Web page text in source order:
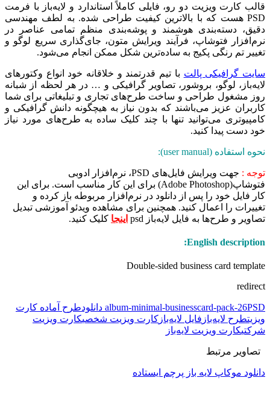
قالب کارت ویزیت دو رو، فایلی کاملاً استاندارد و لایه‌باز با فرمت
PSD هست که با بالاترین کیفیت طراحی شده‌. به لطف مهندسی
دقیق، دسته‌بندی هوشمند و پوشه‌بندی منظم تمامی عناصر در
نرم‌افزار فتوشاپ، فرآیند ویرایش متون، جای‌گذاری سریع لوگو و
تغییر تم رنگی پکیج به ساده‌ترین شکل ممکن انجام می‌شود.
سایت گرافیکی پالت با تیم قدرتمند و خلاقانه خود انواع وکتورهای
لایه‌باز، لوگو، بروشور، تصاویر گرافیکی و … در هر لحظه از شبانه
روز مشغول طراحی و ساخت طرح‌های تجاری و تبلیغاتی برای شما
کاربران عزیز می‌باشند که بدون نیاز به هیچگونه دانش گرافیکی و
کامپیوتری می‌توانید تنها با چند کلیک ساده به طرح‌های مورد نیاز
خود دست پیدا کنید.
نحوه استفاده (user manual):
توجه :
جهت ویرایش فایل‌های PSD، نرم‌افزار ادوبی
فتوشاپ(Adobe Photoshop) برای این کار مناسب است. برای این
کار فایل خود را پس از دانلود در نرم‌افزار مربوطه باز کرده و
تغییرات را اعمال کنید. همچنین برای مشاهده ویدئو آموزشی تبدیل
تصاویر و طرح‌ها به فایل لایه‌باز psd
اینجا کلیک کنید.
English description:
Double-sided business card template
redirect
album-minimal-businesscard-pack-26PSD دانلود
طرح آماده کارت
ویزیتطرح لایه‌باز فایل لایه‌باز کارت ویزیت شخصیکارت ویزیت
شرکتیکارت ویزیت لایه‌باز
تصاویر مرتبط
دانلود موکاپ لایه باز پرچم ایستاده